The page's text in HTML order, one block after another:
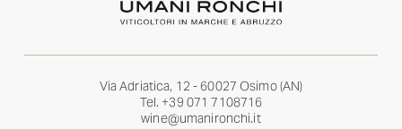
Via Adriatica, 12 - 60027 Osimo (AN)
Tel. +39 071 7108716
wine@umanironchi.it